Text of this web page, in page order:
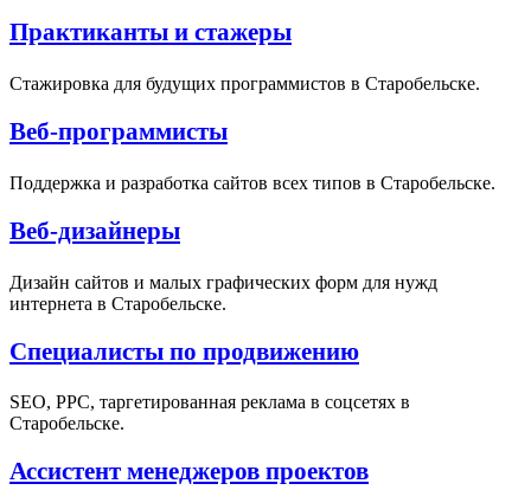
Практиканты и стажеры
Стажировка для будущих программистов в Старобельске.
Веб-программисты
Поддержка и разработка сайтов всех типов в Старобельске.
Веб-дизайнеры
Дизайн сайтов и малых графических форм для нужд
интернета в Старобельске.
Специалисты по продвижению
SEO, PPC, таргетированная реклама в соцсетях в
Старобельске.
Ассистент менеджеров проектов